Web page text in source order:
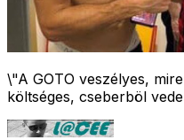
\"A GOTO veszélyes,
költséges, cseberböl